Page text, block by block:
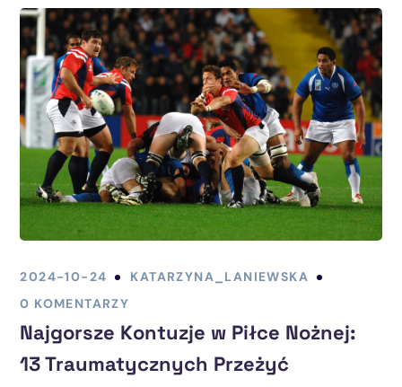
2024-10-24
KATARZYNA_LANIEWSKA
0 KOMENTARZY
Najgorsze Kontuzje w Piłce Nożnej:
13 Traumatycznych Przeżyć